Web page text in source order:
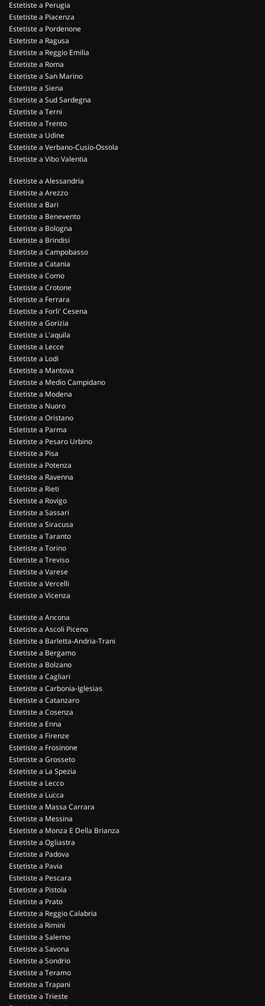
Estetiste a Perugia
Estetiste a Piacenza
Estetiste a Pordenone
Estetiste a Ragusa
Estetiste a Reggio Emilia
Estetiste a Roma
Estetiste a San Marino
Estetiste a Siena
Estetiste a Sud Sardegna
Estetiste a Terni
Estetiste a Trento
Estetiste a Udine
Estetiste a Verbano-Cusio-Ossola
Estetiste a Vibo Valentia
Estetiste a Alessandria
Estetiste a Arezzo
Estetiste a Bari
Estetiste a Benevento
Estetiste a Bologna
Estetiste a Brindisi
Estetiste a Campobasso
Estetiste a Catania
Estetiste a Como
Estetiste a Crotone
Estetiste a Ferrara
Estetiste a Forli' Cesena
Estetiste a Gorizia
Estetiste a L'aquila
Estetiste a Lecce
Estetiste a Lodi
Estetiste a Mantova
Estetiste a Medio Campidano
Estetiste a Modena
Estetiste a Nuoro
Estetiste a Oristano
Estetiste a Parma
Estetiste a Pesaro Urbino
Estetiste a Pisa
Estetiste a Potenza
Estetiste a Ravenna
Estetiste a Rieti
Estetiste a Rovigo
Estetiste a Sassari
Estetiste a Siracusa
Estetiste a Taranto
Estetiste a Torino
Estetiste a Treviso
Estetiste a Varese
Estetiste a Vercelli
Estetiste a Vicenza
Estetiste a Ancona
Estetiste a Ascoli Piceno
Estetiste a Barletta-Andria-Trani
Estetiste a Bergamo
Estetiste a Bolzano
Estetiste a Cagliari
Estetiste a Carbonia-Iglesias
Estetiste a Catanzaro
Estetiste a Cosenza
Estetiste a Enna
Estetiste a Firenze
Estetiste a Frosinone
Estetiste a Grosseto
Estetiste a La Spezia
Estetiste a Lecco
Estetiste a Lucca
Estetiste a Massa Carrara
Estetiste a Messina
Estetiste a Monza E Della Brianza
Estetiste a Ogliastra
Estetiste a Padova
Estetiste a Pavia
Estetiste a Pescara
Estetiste a Pistoia
Estetiste a Prato
Estetiste a Reggio Calabria
Estetiste a Rimini
Estetiste a Salerno
Estetiste a Savona
Estetiste a Sondrio
Estetiste a Teramo
Estetiste a Trapani
Estetiste a Trieste